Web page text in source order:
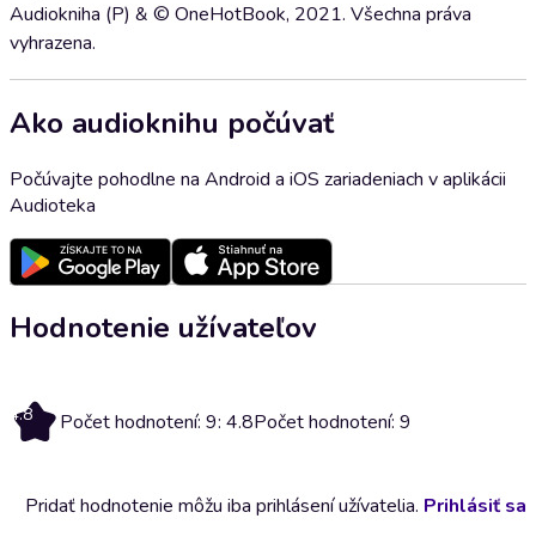
Audiokniha (P) & © OneHotBook, 2021. Všechna práva
vyhrazena.
Ako audioknihu počúvať
Počúvajte pohodlne na Android a iOS zariadeniach v aplikácii
Audioteka
Hodnotenie užívateľov
4.8 Počet hodnotení: 9: 4.8Počet hodnotení: 9
Pridať hodnotenie môžu iba prihlásení užívatelia. Prihlásiť sa